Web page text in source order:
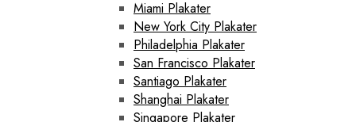
Miami Plakater
New York City Plakater
Philadelphia Plakater
San Francisco Plakater
Santiago Plakater
Shanghai Plakater
Singapore Plakater